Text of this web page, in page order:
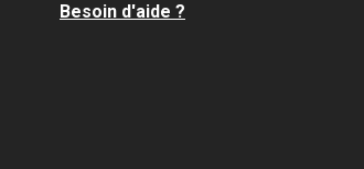
Besoin d'aide ?